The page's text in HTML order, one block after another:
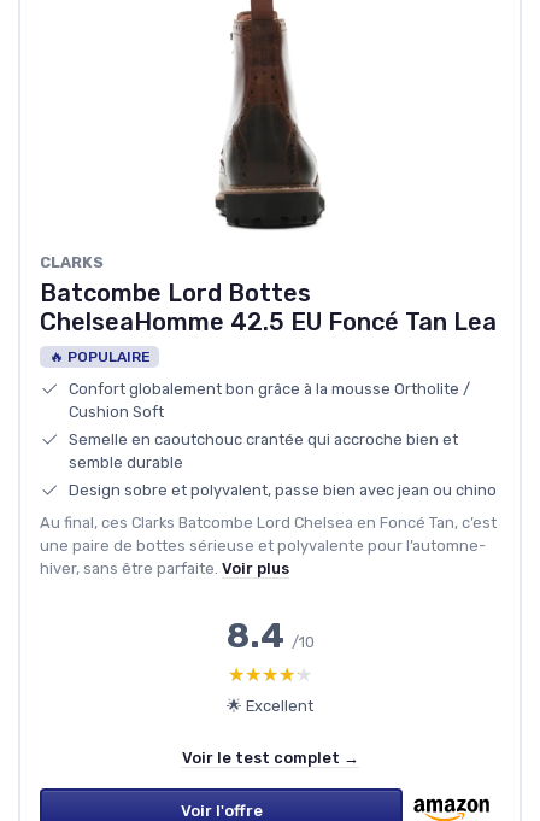
CLARKS
Batcombe Lord Bottes
ChelseaHomme 42.5 EU Foncé Tan Lea
🔥 POPULAIRE
Confort globalement bon grâce à la mousse Ortholite /
Cushion Soft
Semelle en caoutchouc crantée qui accroche bien et
semble durable
Design sobre et polyvalent, passe bien avec jean ou chino
Au final, ces Clarks Batcombe Lord Chelsea en Foncé Tan, c’est
une paire de bottes sérieuse et polyvalente pour l’automne-
hiver, sans être parfaite. Voir plus
8.4 /10
★★★★★
★★★★★
🌟 Excellent
Voir le test complet →
Voir l'offre